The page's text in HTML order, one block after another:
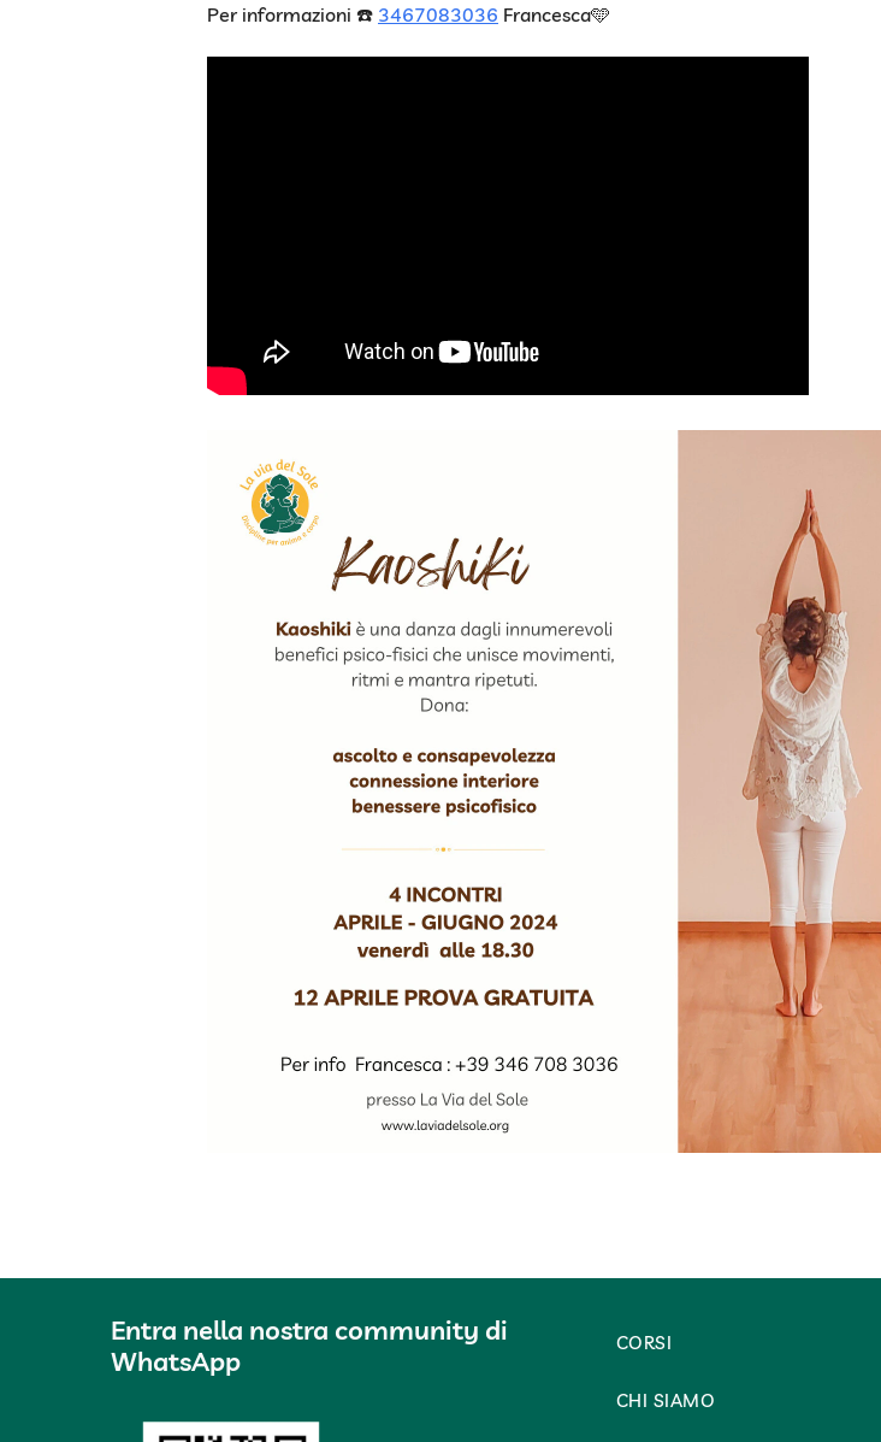
Per informazioni ☎️ 3467083036 Francesca🩵
Entra nella nostra community di
WhatsApp
CORSI
CHI SIAMO